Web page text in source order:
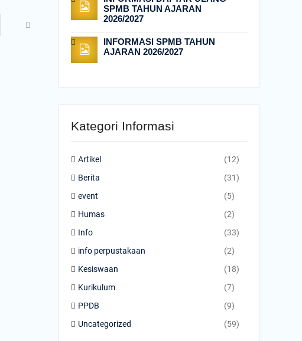
SPMB TAHUN AJARAN
2026/2027
INFORMASI SPMB TAHUN
AJARAN 2026/2027
Kategori Informasi
Artikel
(12)
Berita
(31)
event
(5)
Humas
(2)
Info
(33)
info perpustakaan
(2)
Kesiswaan
(18)
Kurikulum
(7)
PPDB
(9)
Uncategorized
(59)